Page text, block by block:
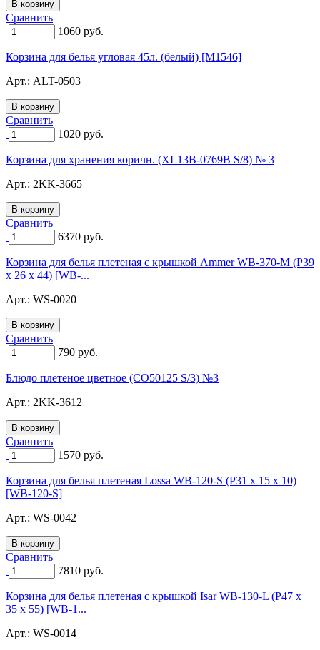
Сравнить
1060 руб.
Корзина для белья угловая 45л. (белый) [M1546]
Арт.: ALT-0503
Сравнить
1020 руб.
Корзина для хранения коричн. (XL13B-0769B S/8) № 3
Арт.: 2KK-3665
Сравнить
6370 руб.
Корзина для белья плетеная с крышкой Ammer WB-370-M (Р39
х 26 х 44) [WB-...
Арт.: WS-0020
Сравнить
790 руб.
Блюдо плетеное цветное (CO50125 S/3) №3
Арт.: 2KK-3612
Сравнить
1570 руб.
Корзина для белья плетеная Lossa WB-120-S (Р31 х 15 х 10)
[WB-120-S]
Арт.: WS-0042
Сравнить
7810 руб.
Корзина для белья плетеная с крышкой Isar WB-130-L (Р47 х
35 х 55) [WB-1...
Арт.: WS-0014